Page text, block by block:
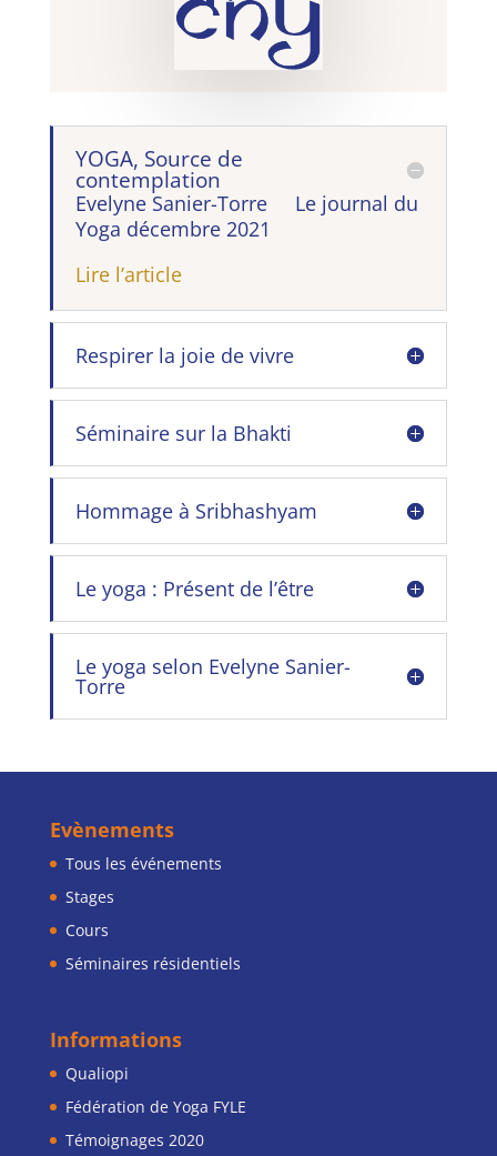
YOGA, Source de
contemplation
Evelyne Sanier-Torre Le journal du
Yoga décembre 2021
Lire l’article
Respirer la joie de vivre
Séminaire sur la Bhakti
Hommage à Sribhashyam
Le yoga : Présent de l’être
Le yoga selon Evelyne Sanier-
Torre
Evènements
Tous les événements
Stages
Cours
Séminaires résidentiels
Informations
Qualiopi
Fédération de Yoga FYLE
Témoignages 2020